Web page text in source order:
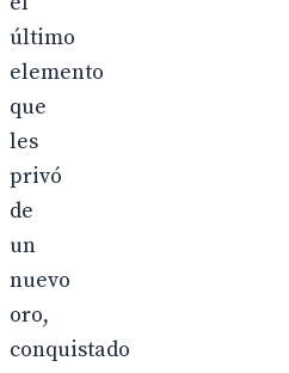
último
elemento
que
les
privó
de
un
nuevo
oro,
conquistado